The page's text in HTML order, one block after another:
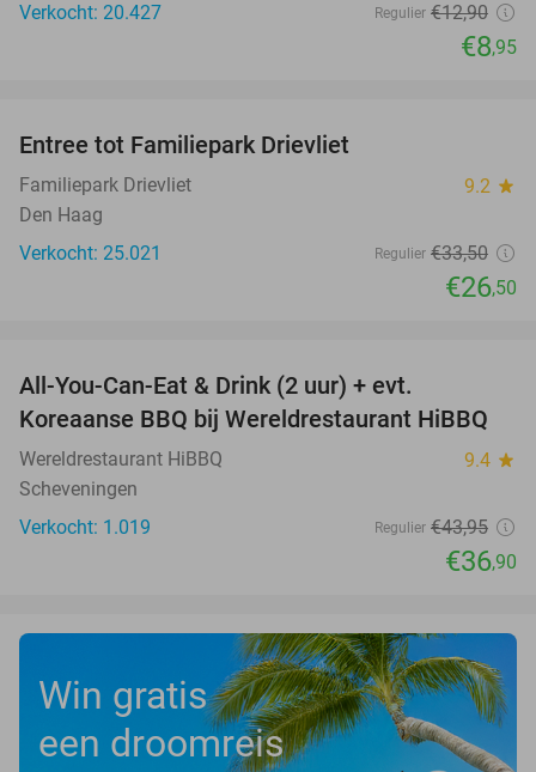
Verkocht: 20.427
Regulier €12,90
€8,95
Entree tot Familiepark Drievliet
Familiepark Drievliet 9.2 star
Den Haag
Verkocht: 25.021
Regulier €33,50
€26,50
All-You-Can-Eat & Drink (2 uur) + evt.
Koreaanse BBQ bij Wereldrestaurant HiBBQ
Wereldrestaurant HiBBQ 9.4 star
Scheveningen
Verkocht: 1.019
Regulier €43,95
€36,90
Win gratis
een droomreis